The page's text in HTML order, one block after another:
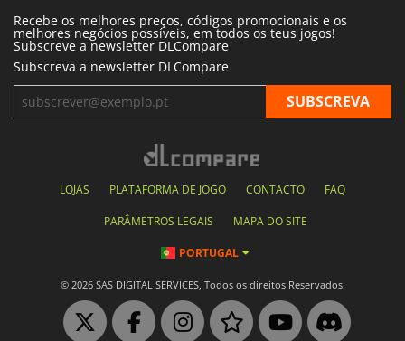
Recebe os melhores preços, códigos promocionais e os
melhores negócios possíveis, em todos os teus jogos!
Subscreve a newsletter DLCompare
Subscreva a newsletter DLCompare
LOJAS PLATAFORMA DE JOGO CONTACTO FAQ
PARÂMETROS LEGAIS MAPA DO SITE
PORTUGAL
© 2026 SAS DIGITAL SERVICES, Todos os direitos Reservados.